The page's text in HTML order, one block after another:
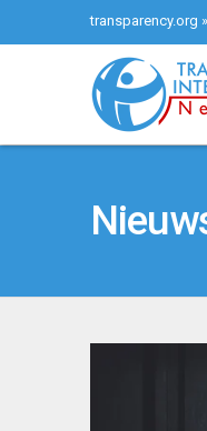
transparency.org »